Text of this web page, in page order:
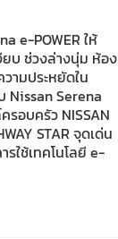
e-POWER ให้
บ ช่วงล่างนุ่ม ห้อง
ามประหยัดใน
Nissan Serena
รอบครัว NISSAN
STAR จุดเด่น
ใช้เทคโนโลยี e-